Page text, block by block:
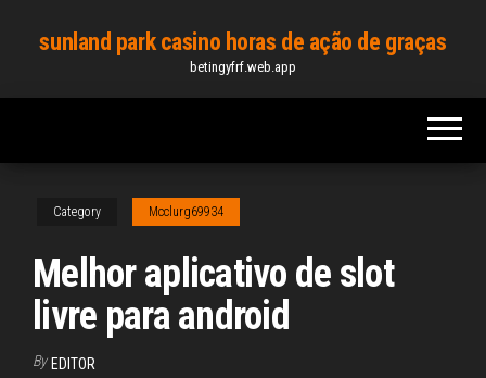
content
sunland park casino horas de ação de graças
betingyfrf.web.app
Category Mcclurg69934
Melhor aplicativo de slot
livre para android
By EDITOR